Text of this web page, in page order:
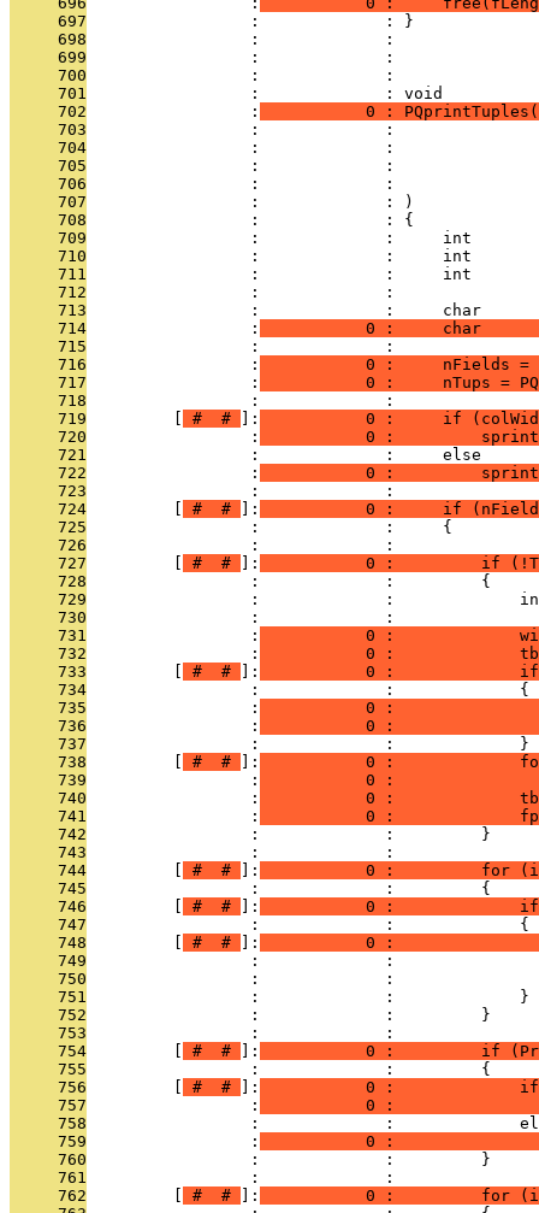
     697
                 :             : }
     698
                 :             :
     699
                 :             :
     700
                 :             :
     701
                 :             : void
     702
                 :
0 :
     703
:             :
     704
:             :
     705
:             :
     706
:             :
     707
                 :             : )
     708
                 :             : {
     709
:             :     int
     710
:             :     int
     711
:             :     int
     712
:             :
     713
:             :     char
     714
                 :
0 :     char
     715
                 :             :
     716
                 :
0 :     nFields =
     717
                 :
0 :     nTups =
     718
                 :             :
     719
# # ]:
0 :     if
     720
                 :
0 :
     721
                 :             :     else
     722
                 :
0 :
     723
                 :             :
     724
# # ]:
0 :     if
     725
:             :     {
     726
                 :             :
     727
# # ]:
0 :         if
     728
                 :             :         {
     729
:             :
     730
                 :             :
     731
                 :
0 :
     732
                 :
0 :
     733
# # ]:
0 :
     734
                 :             :             {
     735
                 :
0 :
     736
                 :
0 :
     737
                 :             :             }
     738
# # ]:
0 :
     739
                 :
0 :
     740
                 :
0 :
     741
                 :
0 :
     742
                 :             :         }
     743
                 :             :
     744
# # ]:
0 :         for
     745
                 :             :         {
     746
# # ]:
0 :
     747
                 :             :             {
     748
# # ]:
0 :
     749
:             :
     750
:             :
     751
                 :             :             }
     752
                 :             :         }
     753
                 :             :
     754
# # ]:
0 :         if
     755
                 :             :         {
     756
# # ]:
0 :
     757
                 :
0 :
     758
:             :
     759
                 :
0 :
     760
                 :             :         }
     761
                 :             :
     762
# # ]:
0 :         for